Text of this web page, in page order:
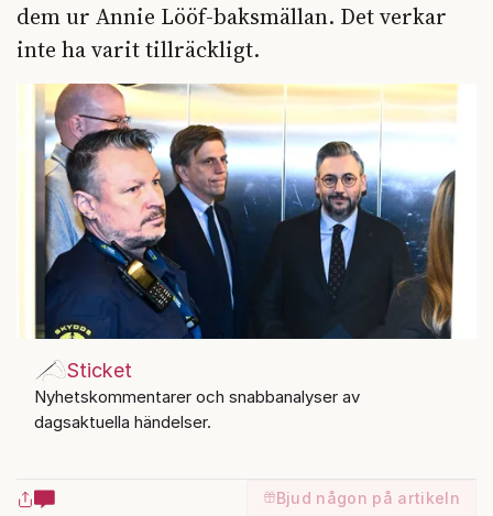
dem ur Annie Lööf-baksmällan. Det verkar
inte ha varit tillräckligt.
Sticket
Nyhetskommentarer och snabbanalyser av
dagsaktuella händelser.
Bjud någon på artikeln